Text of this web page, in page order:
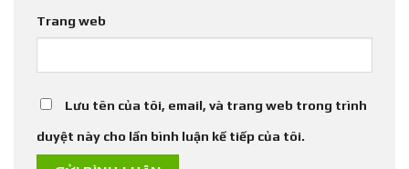
Trang web
Lưu tên của tôi, email, và trang web trong trình
duyệt này cho lần bình luận kế tiếp của tôi.